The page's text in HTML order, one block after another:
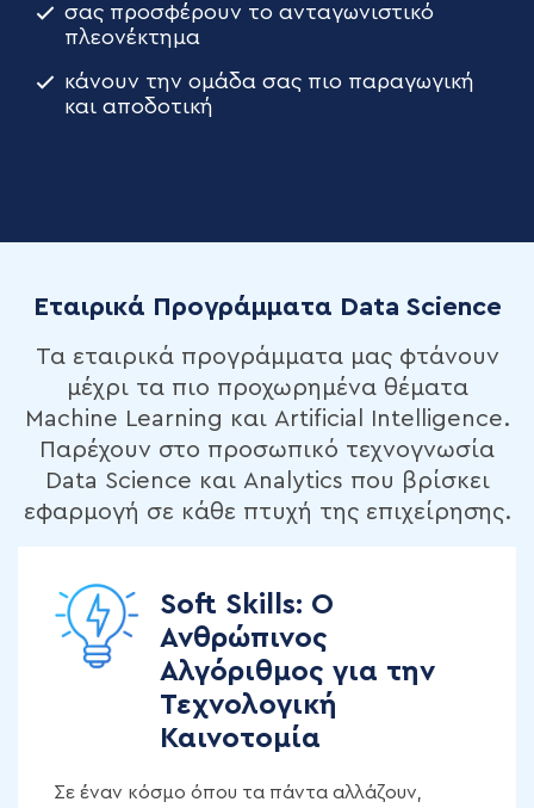
σας προσφέρουν το ανταγωνιστικό
πλεονέκτημα
κάνουν την ομάδα σας πιο παραγωγική
και αποδοτική
Εταιρικά Προγράμματα Data Science
Τα εταιρικά προγράμματα μας φτάνουν
μέχρι τα πιο προχωρημένα θέματα
Machine Learning και Artificial Intelligence.
Παρέχουν στο προσωπικό τεχνογνωσία
Data Science και Analytics που βρίσκει
εφαρμογή σε κάθε πτυχή της επιχείρησης.
Soft Skills: Ο
Ανθρώπινος
Αλγόριθμος για την
Τεχνολογική
Καινοτομία
Σε έναν κόσμο όπου τα πάντα αλλάζουν,